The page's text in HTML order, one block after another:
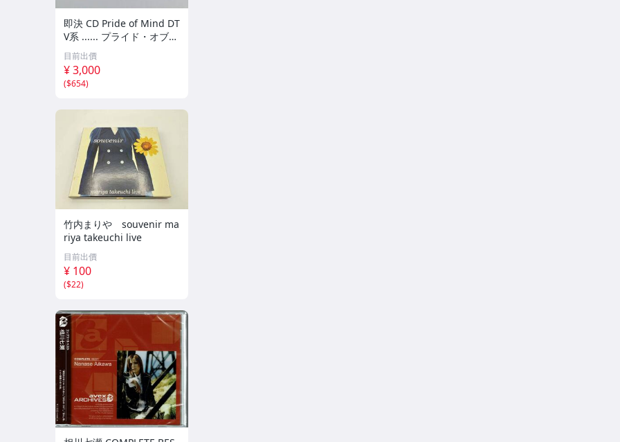
即決 CD Pride of Mind DT
V系 ...... プライド・オブ・
マインド プライドオブマ
インド ...VV...
目前出價
¥ 3,000
($654)
竹内まりや souvenir ma
riya takeuchi live
目前出價
¥ 100
($22)